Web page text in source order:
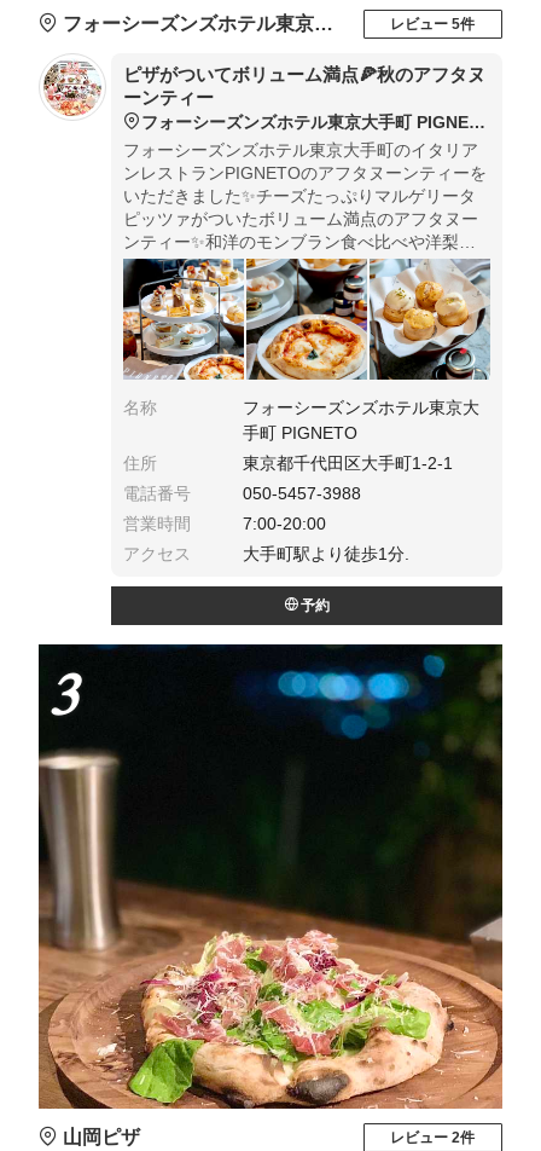
フォーシーズンズホテル東京大手町 PIGNETO レビュー 5件
ピザがついてボリューム満点🍕秋のアフタヌ
ーンティー
フォーシーズンズホテル東京大手町 PIGNETO
フォーシーズンズホテル東京大手町のイタリア
ンレストランPIGNETOのアフタヌーンティーを
いただきました✨チーズたっぷりマルゲリータ
ピッツァがついたボリューム満点のアフタヌー
ンティー✨和洋のモンブラン食べ比べや洋梨、
リンゴなど秋の味覚がたくさん楽しめるスイー
ツが盛り沢山の豪華なアフタヌーンティーでし
た🍎
名称
フォーシーズンズホテル東京大
手町 PIGNETO
住所
東京都千代田区大手町1-2-1
電話番号
050-5457-3988
営業時間
7:00-20:00
アクセス
大手町駅より徒歩1分.
予約
3
山岡ピザ レビュー 2件